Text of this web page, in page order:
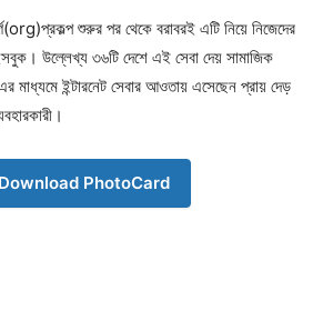
শুরুর পর থেকে বরাবরই এটি নিয়ে নিজেদের
উল্লেখ্য ৩৬টি দেশে এই সেবা দেয় সামাজিক
মাধ্যমে ইন্টারনেট সেবার আওতায় এসেছেন প্রায় দেড়
Download PhotoCard